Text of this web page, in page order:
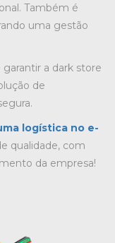
Também é
uma gestão
a dark store
de
logística no e-
qualidade, com
da empresa!